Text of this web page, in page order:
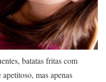
batatas fritas com
mas apenas